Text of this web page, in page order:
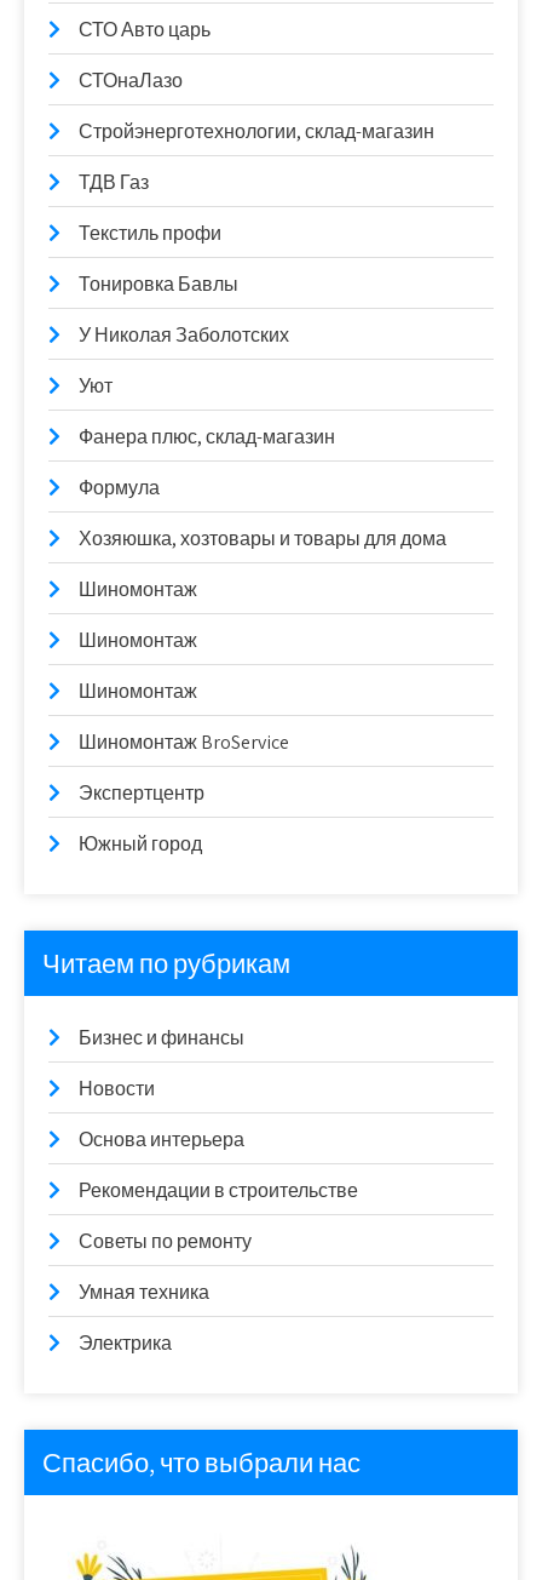
СТО Авто царь
СТОнаЛазо
Стройэнерготехнологии, склад-магазин
ТДВ Газ
Текстиль профи
Тонировка Бавлы
У Николая Заболотских
Уют
Фанера плюс, склад-магазин
Формула
Хозяюшка, хозтовары и товары для дома
Шиномонтаж
Шиномонтаж
Шиномонтаж
Шиномонтаж BroService
Экспертцентр
Южный город
Читаем по рубрикам
Бизнес и финансы
Новости
Основа интерьера
Рекомендации в строительстве
Советы по ремонту
Умная техника
Электрика
Спасибо, что выбрали нас